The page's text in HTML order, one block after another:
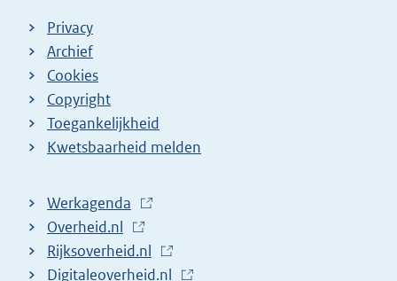
Privacy
Archief
Cookies
Copyright
Toegankelijkheid
Kwetsbaarheid melden
Werkagenda
E
x
t
Overheid.nl
E
x
Rijksoverheid.nl
E
Digitaleoverheid.nl